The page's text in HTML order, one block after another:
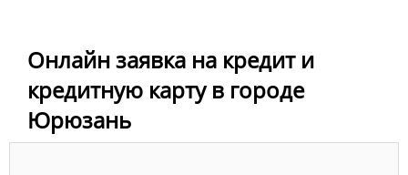
Онлайн заявка на кредит и
кредитную карту в городе
Юрюзань